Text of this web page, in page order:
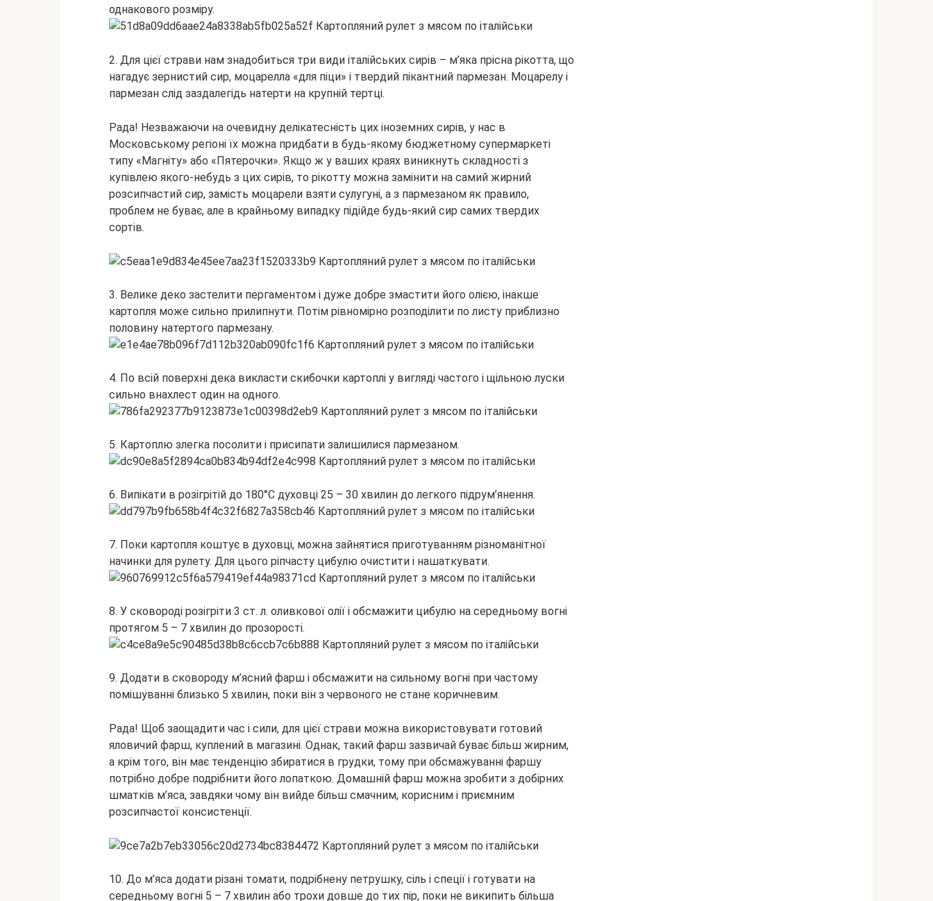
однакового розміру.
2. Для цієї страви нам знадобиться три види італійських сирів – м’яка прісна рікотта, що
нагадує зернистий сир, моцарелла «для піци» і твердий пікантний пармезан. Моцарелу і
пармезан слід заздалегідь натерти на крупній тертці.
Рада! Незважаючи на очевидну делікатесність цих іноземних сирів, у нас в
Московському регіоні їх можна придбати в будь-якому бюджетному супермаркеті
типу «Магніту» або «Пятерочки». Якщо ж у ваших краях виникнуть складності з
купівлею якого-небудь з цих сирів, то рікотту можна замінити на самий жирний
розсипчастий сир, замість моцарели взяти сулугуні, а з пармезаном як правило,
проблем не буває, але в крайньому випадку підійде будь-який сир самих твердих
сортів.
3. Велике деко застелити пергаментом і дуже добре змастити його олією, інакше
картопля може сильно прилипнути. Потім рівномірно розподілити по листу приблизно
половину натертого пармезану.
4. По всій поверхні дека викласти скибочки картоплі у вигляді частого і щільною луски
сильно внахлест один на одного.
5. Картоплю злегка посолити і присипати залишилися пармезаном.
6. Випікати в розігрітій до 180°С духовці 25 – 30 хвилин до легкого підрум’янення.
7. Поки картопля коштує в духовці, можна зайнятися приготуванням різноманітної
начинки для рулету. Для цього ріпчасту цибулю очистити і нашаткувати.
8. У сковороді розігріти 3 ст. л. оливкової олії і обсмажити цибулю на середньому вогні
протягом 5 – 7 хвилин до прозорості.
9. Додати в сковороду м’ясний фарш і обсмажити на сильному вогні при частому
помішуванні близько 5 хвилин, поки він з червоного не стане коричневим.
Рада! Щоб заощадити час і сили, для цієї страви можна використовувати готовий
яловичий фарш, куплений в магазині. Однак, такий фарш зазвичай буває більш жирним,
а крім того, він має тенденцію збиратися в грудки, тому при обсмажуванні фаршу
потрібно добре подрібнити його лопаткою. Домашній фарш можна зробити з добірних
шматків м’яса, завдяки чому він вийде більш смачним, корисним і приємним
розсипчастої консистенції.
10. До м’яса додати різані томати, подрібнену петрушку, сіль і спеції і готувати на
середньому вогні 5 – 7 хвилин або трохи довше до тих пір, поки не википить більша